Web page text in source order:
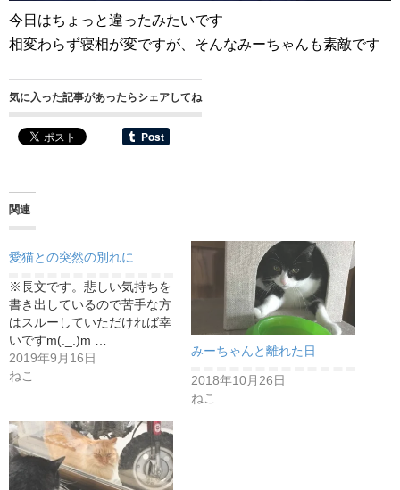
今日はちょっと違ったみたいです
相変わらず寝相が変ですが、そんなみーちゃんも素敵です
気に入った記事があったらシェアしてね
関連
愛猫との突然の別れに
※長文です。悲しい気持ちを
書き出しているので苦手な方
はスルーしていただければ幸
いですm(._.)m …
2019年9月16日
ねこ
みーちゃんと離れた日
2018年10月26日
ねこ